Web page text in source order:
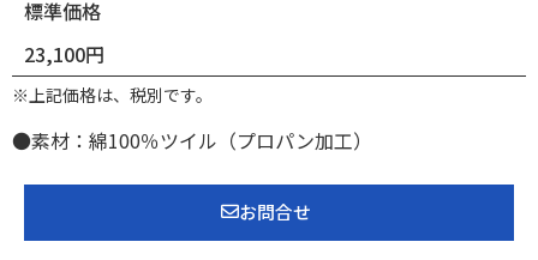
標準価格
23,100円
※上記価格は、税別です。
●素材：綿100％ツイル（プロパン加工）
お問合せ